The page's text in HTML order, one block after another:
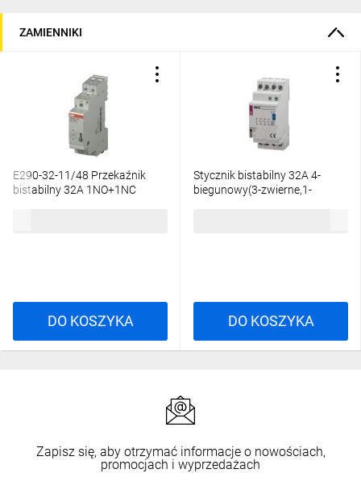
ZAMIENNIKI
E290-32-11/48 Przekaźnik
bistabilny 32A 1NO+1NC
DO KOSZYKA
Stycznik bistabilny 32A 4-
biegunowy(3-zwierne,1-
DO KOSZYKA
Zapisz się, aby otrzymać informacje o nowościach,
promocjach i wyprzedażach